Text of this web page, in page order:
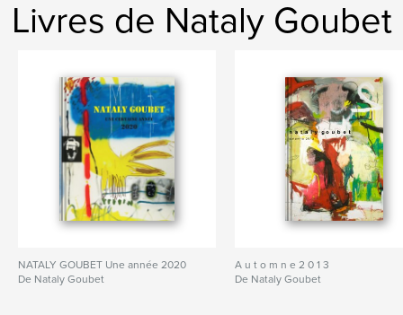
Livres de Nataly Goubet
NATALY GOUBET Une année 2020
De Nataly Goubet
A u t o m n e 2 0 1 3
De Nataly Goubet